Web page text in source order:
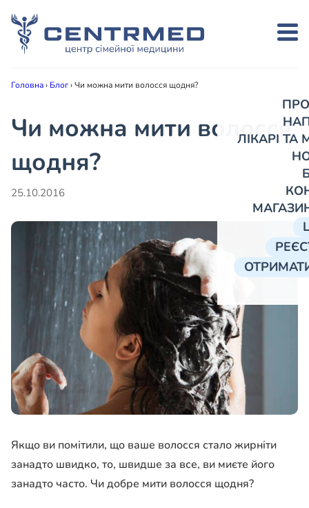
ЛІКАРІ
Головна› Блог›Чи можна мити волосся щодня?
Чи можна мити волосся
щодня?
25.10.2016
Якщо ви помітили, що ваше волосся стало жирніти
занадто швидко, то, швидше за все, ви миєте його
занадто часто. Чи добре мити волосся щодня?